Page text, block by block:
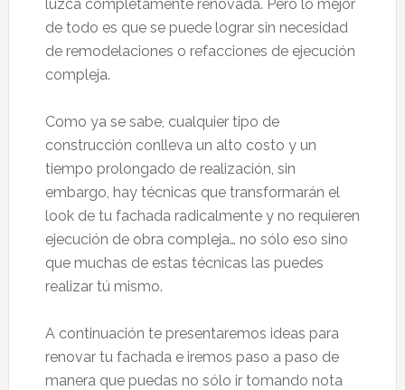
luzca completamente renovada. Pero lo mejor
de todo es que se puede lograr sin necesidad
de remodelaciones o refacciones de ejecución
compleja.
Como ya se sabe, cualquier tipo de
construcción conlleva un alto costo y un
tiempo prolongado de realización, sin
embargo, hay técnicas que transformarán el
look de tu fachada radicalmente y no requieren
ejecución de obra compleja… no sólo eso sino
que muchas de estas técnicas las puedes
realizar tú mismo.
A continuación te presentaremos ideas para
renovar tu fachada e iremos paso a paso de
manera que puedas no sólo ir tomando nota